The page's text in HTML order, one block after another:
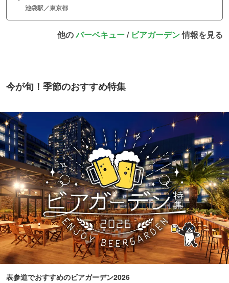
池袋駅／東京都
他のバーベキュー/ ビアガーデン情報を見る
今が旬！季節のおすすめ特集
表参道でおすすめのビアガーデン2026